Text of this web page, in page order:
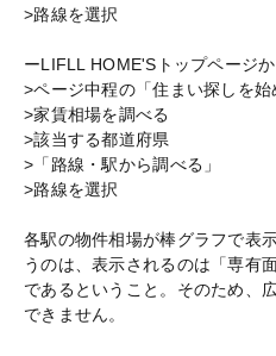
>路線を選択
ーLIFLL HOME'Sトップページ
>ページ中程の「住まい探しを始
>家賃相場を調べる
>該当する都道府県
>「路線・駅から調べる」
>路線を選択
各駅の物件相場が棒グラフで表
うのは、表示されるのは「専有
であるということ。そのため、
できません。